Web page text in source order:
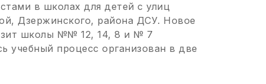
в школах для детей с улиц
Дзержинского, района ДСУ. Новое
школы №№ 12, 14, 8 и № 7
учебный процесс организован в две